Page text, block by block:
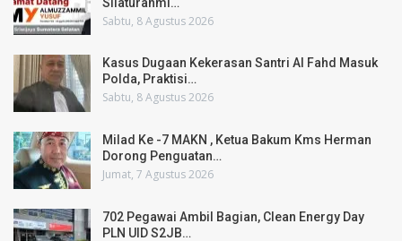
Sabtu, 8 Agustus 2026
Kasus Dugaan Kekerasan Santri Al Fahd Masuk
Polda, Praktisi…
Sabtu, 8 Agustus 2026
Milad Ke -7 MAKN , Ketua Bakum Kms Herman
Dorong Penguatan…
Jumat, 7 Agustus 2026
702 Pegawai Ambil Bagian, Clean Energy Day
PLN UID S2JB…